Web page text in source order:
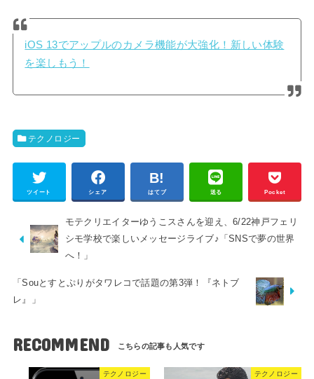
iOS 13でアップルのカメラ機能が大強化！新しい体験
を楽しもう！
テクノロジー
ツイート シェア はてブ 送る Pocket
モテクリエイターゆうこスさんを迎え、6/22神戸フェリ
シモ学校で楽しいメッセージライブ♪「SNSで夢の世界
へ！」
「Souとすとぷりがタワレコで話題の第3弾！『ネトブ
レ』」
RECOMMEND
テクノロジー テクノロジー